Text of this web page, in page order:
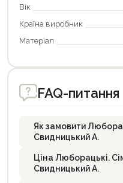
Вік
Країна виробник
Матеріал
FAQ-питання
Як замовити
Свидницький А.
Ціна Люборацькі.
Свидницький А.